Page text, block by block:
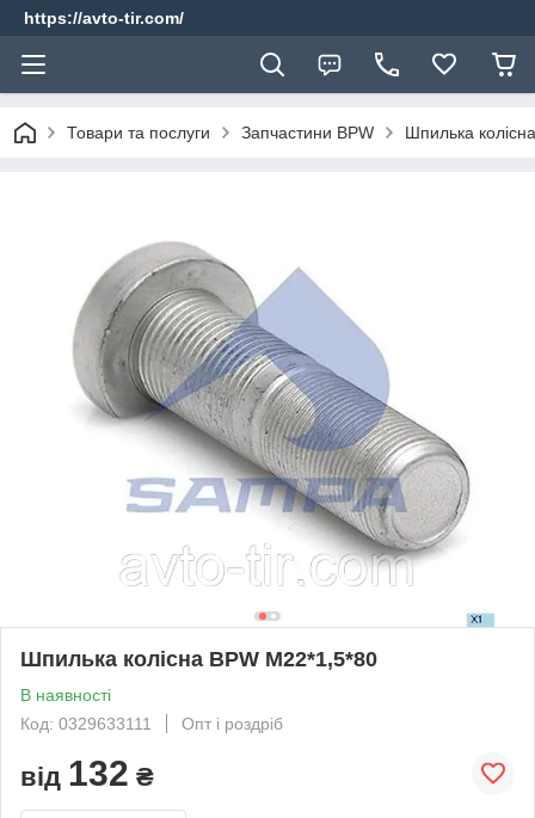
https://avto-tir.com/
Товари та послуги Запчастини BPW Шпилька
Шпилька колісна BPW M22*1,5*80
В наявності
Код: 0329633111
Опт і роздріб
від 132 ₴